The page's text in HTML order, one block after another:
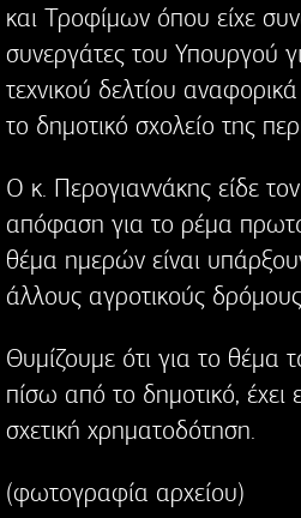
και Τροφίμων όπου είχε
συνεργάτες του Υπουργού
τεχνικού δελτίου
το δημοτικό σχολείο της
Ο κ. Περογιαννάκης είδε
απόφαση για το ρέμα
θέμα ημερών είναι υπάρξουν
άλλους αγροτικούς
Θυμίζουμε ότι για το θέμα
πίσω από το δημοτικό, έχει
σχετική χρηματοδότηση.
(φωτογραφία αρχείου)